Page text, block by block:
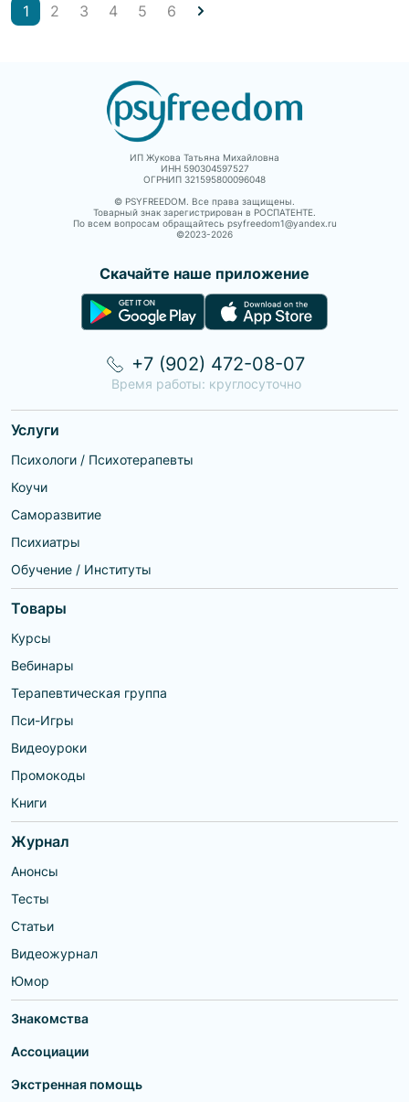
1 2 3 4 5 6
ИП Жукова Татьяна Михайловна
ИНН 590304597527
ОГРНИП 321595800096048
© PSYFREEDOM. Все права защищены.
Товарный знак зарегистрирован в РОСПАТЕНТЕ.
По всем вопросам обращайтесь psyfreedom1@yandex.ru
©2023-2026
Скачайте наше приложение
Услуги
Психологи / Психотерапевты
Коучи
Саморазвитие
Психиатры
Обучение / Институты
Товары
Курсы
Вебинары
Терапевтическая группа
Пси-Игры
Видеоуроки
Промокоды
Книги
Журнал
Анонсы
Тесты
Статьи
Видеожурнал
Юмор
Знакомства
Ассоциации
Экстренная помощь
+7 (902) 472-08-07
Время работы: круглосуточно